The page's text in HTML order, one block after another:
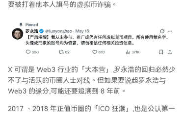
要被打着他本人旗号的虚拟币诈骗。
X 可谓是 Web3 行业的「大本营」,罗永浩的回归必然少
不了与活跃的币圈人士对线。但如果要说起罗永浩与
Web3 的缘分,可能还要追溯到 8 年前。
2017 、2018 年正值币圈的「ICO 狂潮」,也是公认第一